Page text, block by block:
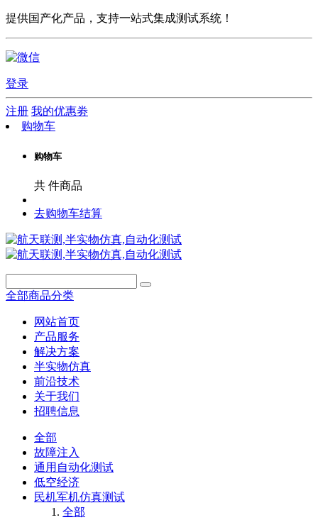
提供国产化产品，支持一站式集成测试系统！
登录
注册 我的优惠劵
购物车
购物车
共 件商品
去购物车结算
全部商品分类
网站首页
产品服务
解决方案
半实物仿真
前沿技术
关于我们
招聘信息
全部
故障注入
通用自动化测试
低空经济
民机军机仿真测试
全部